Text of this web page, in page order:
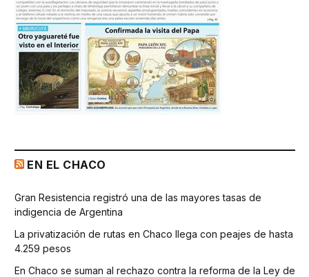
EN EL CHACO
Gran Resistencia registró una de las mayores tasas de
indigencia de Argentina
La privatización de rutas en Chaco llega con peajes de hasta
4.259 pesos
En Chaco se suman al rechazo contra la reforma de la Ley de